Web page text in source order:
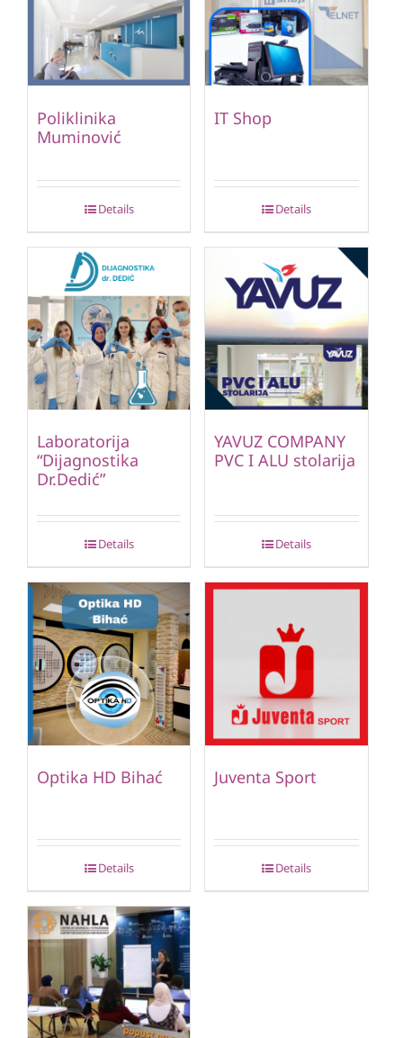
Poliklinika
Muminović
Details
IT Shop
Details
Laboratorija
“Dijagnostika
Dr.Dedić”
Details
YAVUZ COMPANY
PVC I ALU stolarija
Details
Optika HD Bihać
Details
Juventa Sport
Details